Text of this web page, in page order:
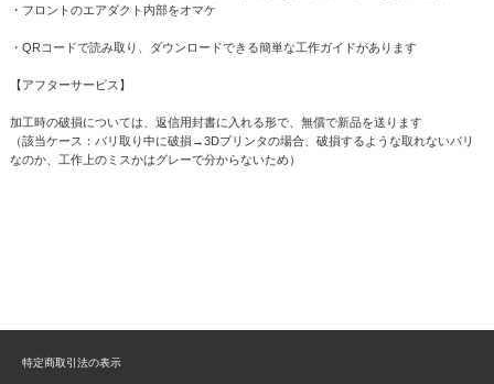
・フロントのエアダクト内部をオマケ
・QRコードで読み取り、ダウンロードできる簡単な工作ガイドがあります
【アフターサービス】
加工時の破損については、返信用封書に入れる形で、無償で新品を送ります
（該当ケース：バリ取り中に破損→3Dプリンタの場合、破損するような取れないバリ
なのか、工作上のミスかはグレーで分からないため）
特定商取引法の表示